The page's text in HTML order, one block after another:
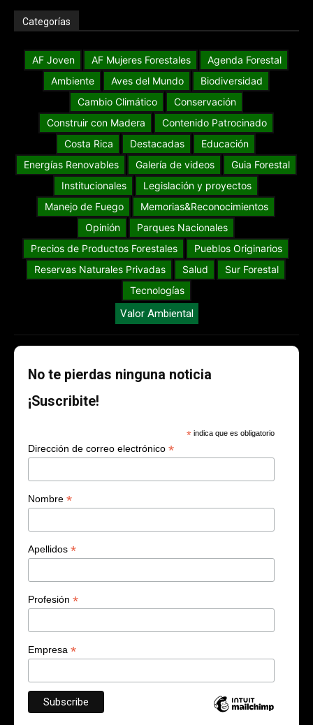
Categorías
AF Joven AF Mujeres Forestales
Agenda Forestal
Ambiente
Aves del Mundo
Biodiversidad
Cambio Climático
Conservación
Construir con Madera
Contenido Patrocinado
Costa Rica
Destacadas
Educación
Energías Renovables
Galería de videos
Guia Forestal
Institucionales
Legislación y proyectos
Manejo de Fuego
Memorias&Reconocimientos
Opinión
Parques Nacionales
Precios de Productos Forestales
Pueblos Originarios
Reservas Naturales Privadas
Salud
Sur Forestal
Tecnologías
Valor Ambiental
No te pierdas ninguna noticia
¡Suscribite!
* indica que es obligatorio
Dirección de correo electrónico *
Nombre *
Apellidos *
Profesión *
Empresa *